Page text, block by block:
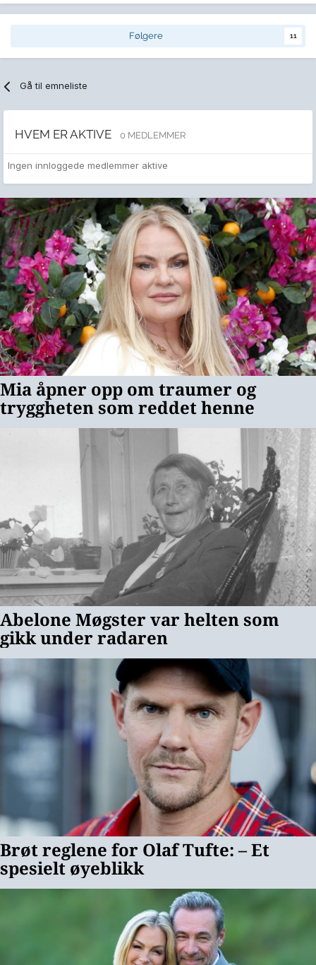
Følgere 11
Gå til emneliste
HVEM ER AKTIVE 0 MEDLEMMER
Ingen innloggede medlemmer aktive